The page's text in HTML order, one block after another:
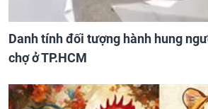
Danh tính đối tượng hành hung
chợ ở TP.HCM